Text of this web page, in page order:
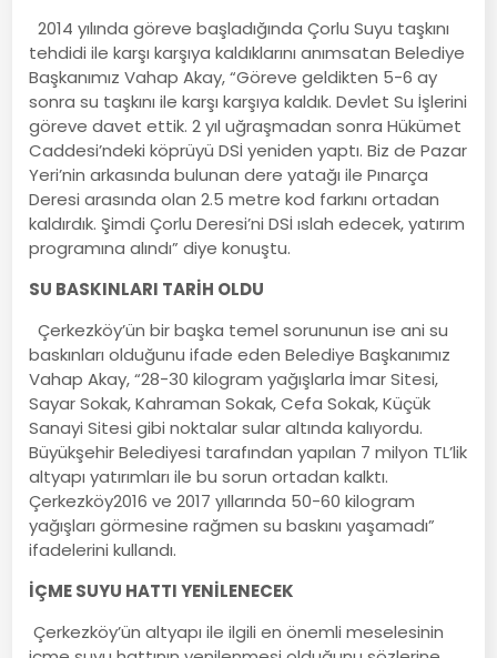
2014 yılında göreve başladığında Çorlu Suyu taşkını
tehdidi ile karşı karşıya kaldıklarını anımsatan Belediye
Başkanımız Vahap Akay, “Göreve geldikten 5-6 ay
sonra su taşkını ile karşı karşıya kaldık. Devlet Su İşlerini
göreve davet ettik. 2 yıl uğraşmadan sonra Hükümet
Caddesi’ndeki köprüyü DSİ yeniden yaptı. Biz de Pazar
Yeri’nin arkasında bulunan dere yatağı ile Pınarça
Deresi arasında olan 2.5 metre kod farkını ortadan
kaldırdık. Şimdi Çorlu Deresi’ni DSİ ıslah edecek, yatırım
programına alındı” diye konuştu.
SU BASKINLARI TARİH OLDU
Çerkezköy’ün bir başka temel sorununun ise ani su
baskınları olduğunu ifade eden Belediye Başkanımız
Vahap Akay, “28-30 kilogram yağışlarla İmar Sitesi,
Sayar Sokak, Kahraman Sokak, Cefa Sokak, Küçük
Sanayi Sitesi gibi noktalar sular altında kalıyordu.
Büyükşehir Belediyesi tarafından yapılan 7 milyon TL’lik
altyapı yatırımları ile bu sorun ortadan kalktı.
Çerkezköy2016 ve 2017 yıllarında 50-60 kilogram
yağışları görmesine rağmen su baskını yaşamadı”
ifadelerini kullandı.
İÇME SUYU HATTI YENİLENECEK
Çerkezköy’ün altyapı ile ilgili en önemli meselesinin